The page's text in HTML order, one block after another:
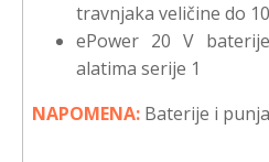
travnjaka veličine do
ePower 20 V
alatima serije 1
NAPOMENA: Baterije i